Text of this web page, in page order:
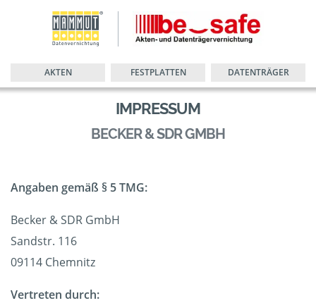
AKTEN FESTPLATTEN DATENTRÄGER
IMPRESSUM
BECKER & SDR GMBH
Angaben gemäß § 5 TMG:
Becker & SDR GmbH
Sandstr. 116
09114 Chemnitz
Vertreten durch: